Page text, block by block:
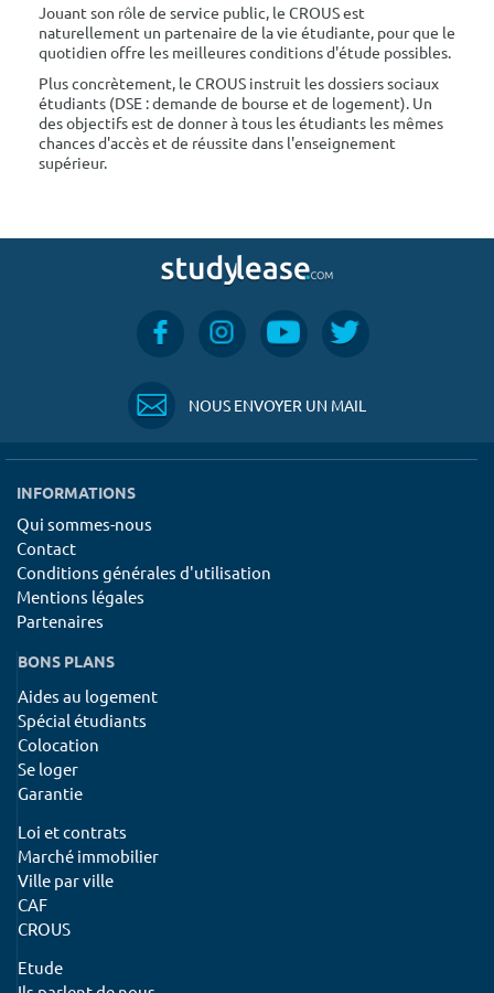
Jouant son rôle de service public, le CROUS est
naturellement un partenaire de la vie étudiante, pour que le
quotidien offre les meilleures conditions d'étude possibles.
Plus concrètement, le CROUS instruit les dossiers sociaux
étudiants (DSE : demande de bourse et de logement). Un
des objectifs est de donner à tous les étudiants les mêmes
chances d'accès et de réussite dans l'enseignement
supérieur.
NOUS ENVOYER UN MAIL
INFORMATIONS
Qui sommes-nous
Contact
Conditions générales d'utilisation
Mentions légales
Partenaires
BONS PLANS
Aides au logement
Spécial étudiants
Colocation
Se loger
Garantie
Loi et contrats
Marché immobilier
Ville par ville
CAF
CROUS
Etude